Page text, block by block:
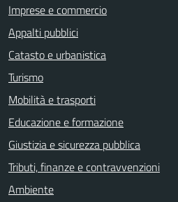
Imprese e commercio
Appalti pubblici
Catasto e urbanistica
Turismo
Mobilità e trasporti
Educazione e formazione
Giustizia e sicurezza pubblica
Tributi, finanze e contravvenzioni
Ambiente